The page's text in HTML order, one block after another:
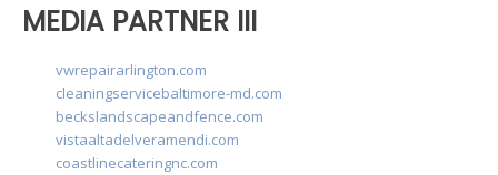
MEDIA PARTNER III
vwrepairarlington.com
cleaningservicebaltimore-md.com
beckslandscapeandfence.com
vistaaltadelveramendi.com
coastlinecateringnc.com